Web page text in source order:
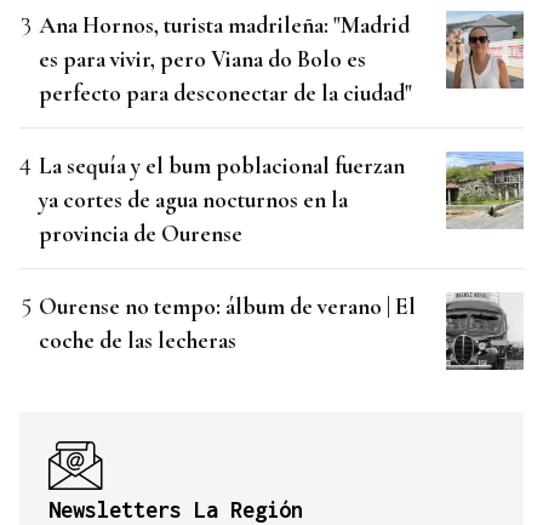
Ana Hornos, turista madrileña: "Madrid
es para vivir, pero Viana do Bolo es
perfecto para desconectar de la ciudad"
La sequía y el bum poblacional fuerzan
ya cortes de agua nocturnos en la
provincia de Ourense
Ourense no tempo: álbum de verano | El
coche de las lecheras
Newsletters La Región